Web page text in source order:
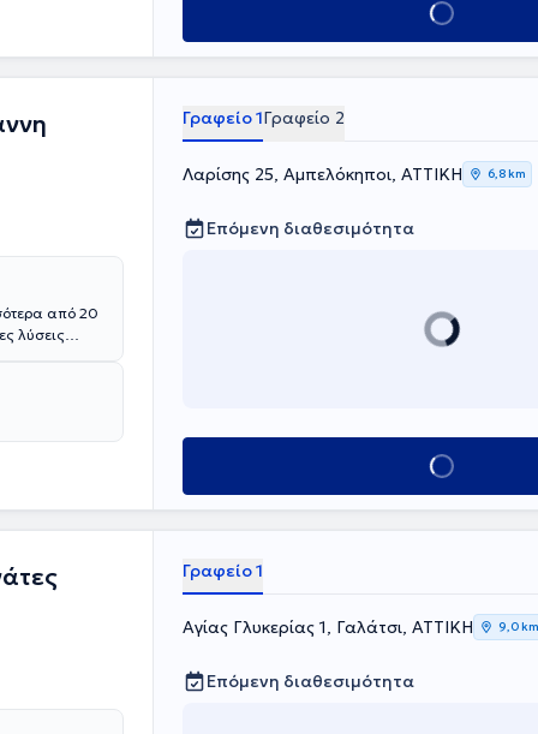
Κλείσε ραντεβού
από 20
λύσεις
Με
το
αναζητούν
Γραφείο 1Γραφείο 2
Λαρίσης 25, Αμπελόκηποι, ΑΤΤΙΚΗ 6,8 km
Επόμενη διαθεσιμότητα
Κλείσε ραντεβού
Γραφείο 1
Αγίας Γλυκερίας 1, Γαλάτσι, ΑΤΤΙΚΗ 9,0 km
Επόμενη διαθεσιμότητα